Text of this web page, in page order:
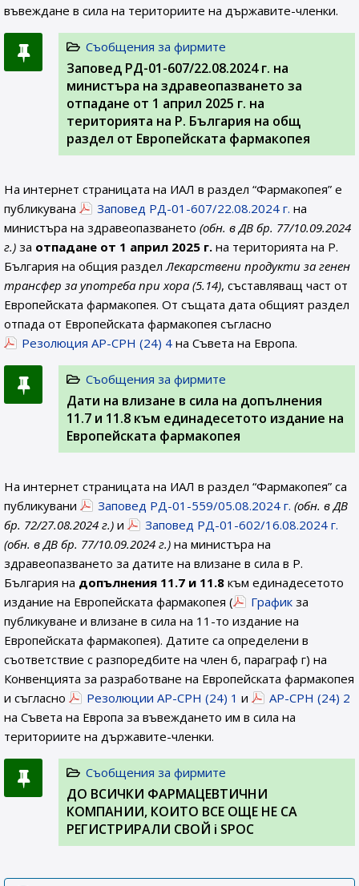
въвеждане в сила на териториите на държавите-членки.
Съобщения за фирмите
Заповед РД-01-607/22.08.2024 г. на
министъра на здравеопазването за
отпадане от 1 април 2025 г. на
територията на Р. България на общ
раздел от Европейската фармакопея
На интернет страницата на ИАЛ в раздел “Фармакопея” е
публикувана
Заповед РД-01-607/22.08.2024 г. на
министъра на здравеопазването (обн. в ДВ бр. 77/10.09.2024
г.) за отпадане от 1 април 2025 г. на територията на Р.
България на общия разделЛекарствени продукти за генен
трансфер за употреба при хора (5.14), съставляващ част от
Европейската фармакопея. От същата дата общият раздел
отпада от Европейската фармакопея съгласно
Резолюция AP-CPH (24) 4 на Съвета на Европа.
Съобщения за фирмите
Дати на влизане в сила на допълнения
11.7 и 11.8 към единадесетото издание на
Европейската фармакопея
На интернет страницата на ИАЛ в раздел “Фармакопея” са
публикувани
Заповед РД-01-559/05.08.2024 г. (обн. в ДВ
бр. 72/27.08.2024 г.) и
Заповед РД-01-602/16.08.2024 г.
(обн. в ДВ бр. 77/10.09.2024 г.) на министъра на
здравеопазването за датите на влизане в сила в Р.
България на допълнения 11.7 и 11.8 към единадесетото
издание на Европейската фармакопея (
График за
публикуване и влизане в сила на 11-то издание на
Европейската фармакопея). Датите са определени в
съответствие с разпоредбите на член 6, параграф г) на
Конвенцията за разработване на Европейската фармакопея
и съгласно
Резолюции AP-CPH (24) 1 и
AP-CPH (24) 2
на Съвета на Европа за въвеждането им в сила на
териториите на държавите-членки.
Съобщения за фирмите
ДО ВСИЧКИ ФАРМАЦЕВТИЧНИ
КОМПАНИИ, КОИТО ВСЕ ОЩЕ НЕ СА
РЕГИСТРИРАЛИ СВОЙ i SPOC